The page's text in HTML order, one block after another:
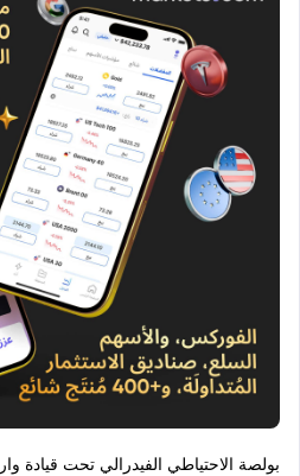
بولصة الاحتياطي الفيدرالي تحت قيادة